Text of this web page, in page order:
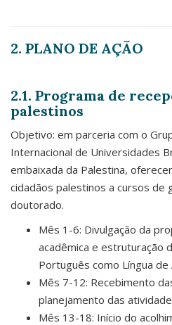
2. PLANO DE AÇÃO
2.1. Programa de
palestinos
Objetivo: em parceria com o
Internacional de Universidades
embaixada da Palestina,
cidadãos palestinos a cursos de
doutorado.
Mês 1-6: Divulgação da
acadêmica e estruturação
Português como Língua de
Mês 7-12: Recebimento
planejamento das
Mês 13-18: Início do